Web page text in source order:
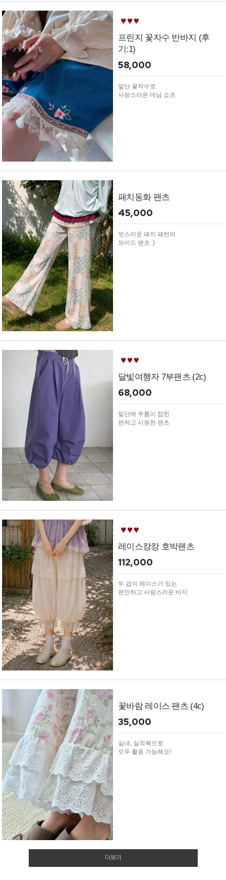
프린지 꽃자수 반바지 (후
기:1)
58,000
밑단 꽃자수로
사랑스러운 데님 쇼츠
패치동화 팬츠
45,000
멋스러운 패치 패턴의
와이드 팬츠 :)
달빛여행자 7부팬츠 (2c)
68,000
밑단에 주름이 잡힌
편하고 시원한 팬츠
레이스캉캉 호박팬츠
112,000
두 겹의 레이스가 있는
편안하고 사랑스러운 바지
꽃바람 레이스 팬츠 (4c)
35,000
실내, 실외복으로
모두 활용 가능해요!
더보기